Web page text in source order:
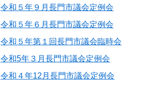
令和５年９月長門市議会定例会
令和５年６月長門市議会定例会
令和５年第１回長門市議会臨時会
令和5年３月長門市議会定例会
令和４年12月長門市議会定例会